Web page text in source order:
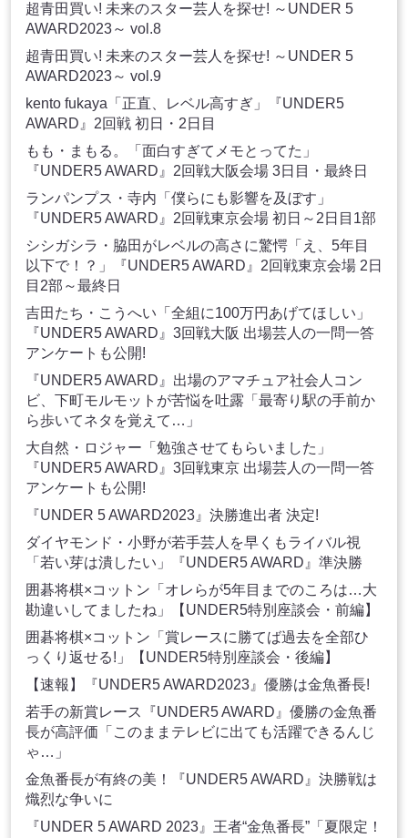
超青田買い! 未来のスター芸人を探せ! ～UNDER 5
AWARD2023～ vol.8
超青田買い! 未来のスター芸人を探せ! ～UNDER 5
AWARD2023～ vol.9
kento fukaya「正直、レベル高すぎ」『UNDER5
AWARD』2回戦 初日・2日目
もも・まもる。「面白すぎてメモとってた」
『UNDER5 AWARD』2回戦大阪会場 3日目・最終日
ランパンプス・寺内「僕らにも影響を及ぼす」
『UNDER5 AWARD』2回戦東京会場 初日～2日目1部
シシガシラ・脇田がレベルの高さに驚愕「え、5年目
以下で！？」『UNDER5 AWARD』2回戦東京会場 2日
目2部～最終日
吉田たち・こうへい「全組に100万円あげてほしい」
『UNDER5 AWARD』3回戦大阪 出場芸人の一問一答
アンケートも公開!
『UNDER5 AWARD』出場のアマチュア社会人コン
ビ、下町モルモットが苦悩を吐露「最寄り駅の手前か
ら歩いてネタを覚えて…」
大自然・ロジャー「勉強させてもらいました」
『UNDER5 AWARD』3回戦東京 出場芸人の一問一答
アンケートも公開!
『UNDER 5 AWARD2023』決勝進出者 決定!
ダイヤモンド・小野が若手芸人を早くもライバル視
「若い芽は潰したい」『UNDER5 AWARD』準決勝
囲碁将棋×コットン「オレらが5年目までのころは…大
勘違いしてましたね」【UNDER5特別座談会・前編】
囲碁将棋×コットン「賞レースに勝てば過去を全部ひ
っくり返せる!」【UNDER5特別座談会・後編】
【速報】『UNDER5 AWARD2023』優勝は金魚番長!
若手の新賞レース『UNDER5 AWARD』優勝の金魚番
長が高評価「このままテレビに出ても活躍できるんじ
ゃ…」
金魚番長が有終の美！『UNDER5 AWARD』決勝戦は
熾烈な争いに
『UNDER 5 AWARD 2023』王者“金魚番長”「夏限定！